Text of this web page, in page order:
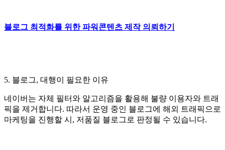
블로그 최적화를 위한 파워콘텐츠 제작 의뢰하기
5. 블로그, 대행이 필요한 이유
네이버는 자체 필터와 알고리즘을 활용해 불량 이용자와 트래
픽을 제거합니다. 따라서 운영 중인 블로그에 해외 트래픽으로
마케팅을 진행할 시, 저품질 블로그로 판정될 수 있습니다.